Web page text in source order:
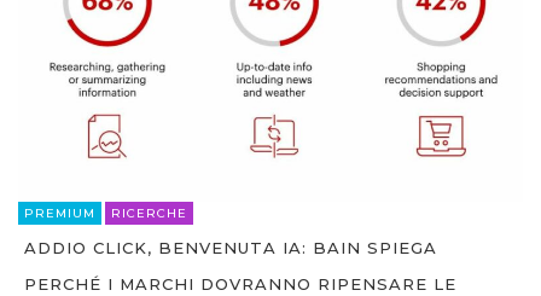
PREMIUM RICERCHE
ADDIO CLICK, BENVENUTA IA: BAIN SPIEGA
PERCHÉ I MARCHI DOVRANNO RIPENSARE LE